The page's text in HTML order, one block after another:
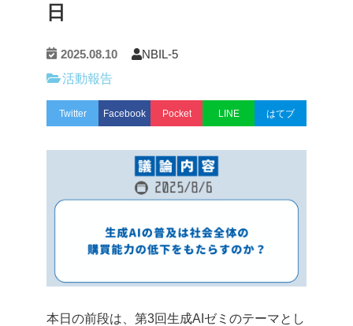
日
2025.08.10
NBIL-5
活動報告
Twitter Facebook Pocket LINE はてブ
本日の前段は、第3回生成AIゼミのテーマとし